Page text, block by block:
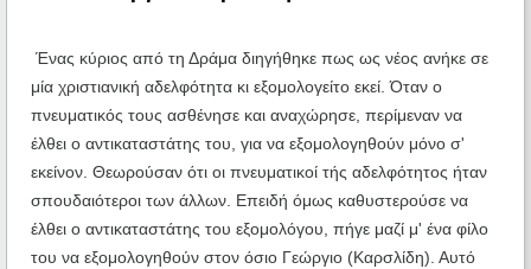
Ένας κύριος από τη Δράμα διηγήθηκε πως ως νέος ανήκε σε
μία χριστιανική αδελφότητα κι εξομολογείτο εκεί. Όταν ο
πνευματικός τους ασθένησε και αναχώρησε, περίμεναν να
έλθει ο αντικαταστάτης του, για να εξομολογηθούν μόνο σ'
εκείνον. Θεωρούσαν ότι οι πνευματικοί τής αδελφότητος ήταν
σπουδαιότεροι των άλλων. Επειδή όμως καθυστερούσε να
έλθει ο αντικαταστάτης του εξομολόγου, πήγε μαζί μ' ένα φίλο
του να εξομολογηθούν στον όσιο Γεώργιο (Καρσλίδη). Αυτό